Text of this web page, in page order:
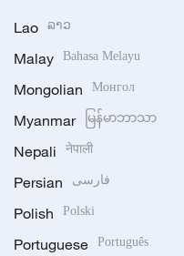
Lao ລາວ
Malay Bahasa Melayu
Mongolian Монгол
Myanmar မြန်မာဘာသာ
Nepali नेपाली
Persian فارسی
Polish Polski
Portuguese Português